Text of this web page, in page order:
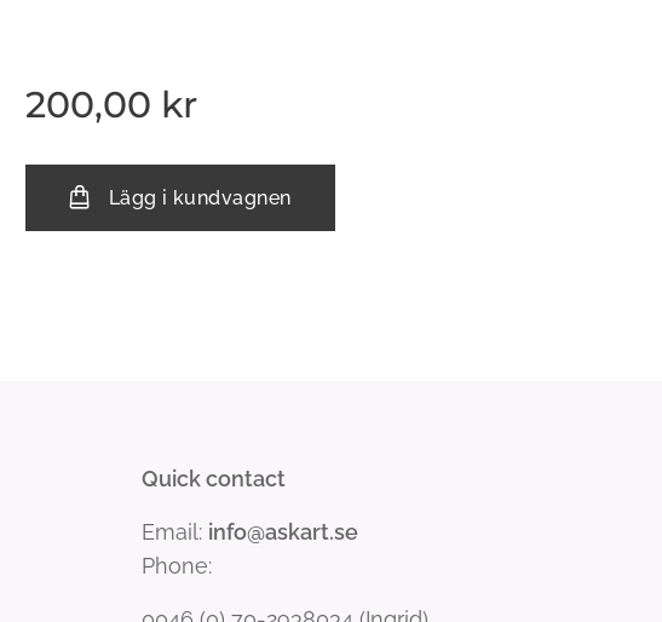
200,00 kr
Lägg i kundvagnen
Quick contact
Email: info@askart.se
Phone: